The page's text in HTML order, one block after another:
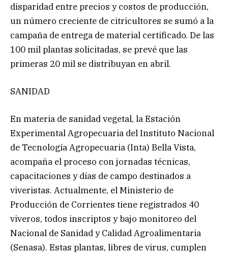
disparidad entre precios y costos de producción,
un número creciente de citricultores se sumó a la
campaña de entrega de material certificado. De las
100 mil plantas solicitadas, se prevé que las
primeras 20 mil se distribuyan en abril.
SANIDAD
En materia de sanidad vegetal, la Estación
Experimental Agropecuaria del Instituto Nacional
de Tecnología Agropecuaria (Inta) Bella Vista,
acompaña el proceso con jornadas técnicas,
capacitaciones y días de campo destinados a
viveristas. Actualmente, el Ministerio de
Producción de Corrientes tiene registrados 40
viveros, todos inscriptos y bajo monitoreo del
Nacional de Sanidad y Calidad Agroalimentaria
(Senasa). Estas plantas, libres de virus, cumplen